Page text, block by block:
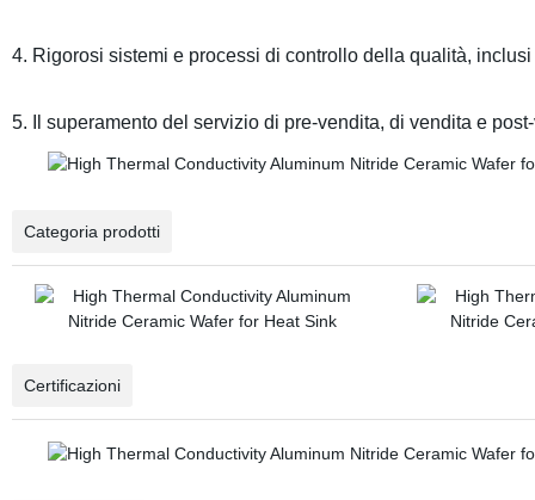
4. Rigorosi sistemi e processi di controllo della qualità,
5. Il superamento del servizio di pre-vendita, di vendita e
Categoria prodotti
Certificazioni